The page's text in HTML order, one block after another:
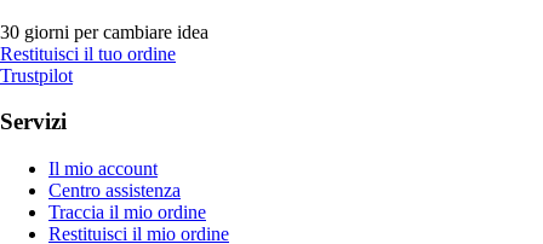
30 giorni per cambiare idea
Restituisci il tuo ordine
Trustpilot
Servizi
Il mio account
Centro assistenza
Traccia il mio ordine
Restituisci il mio ordine